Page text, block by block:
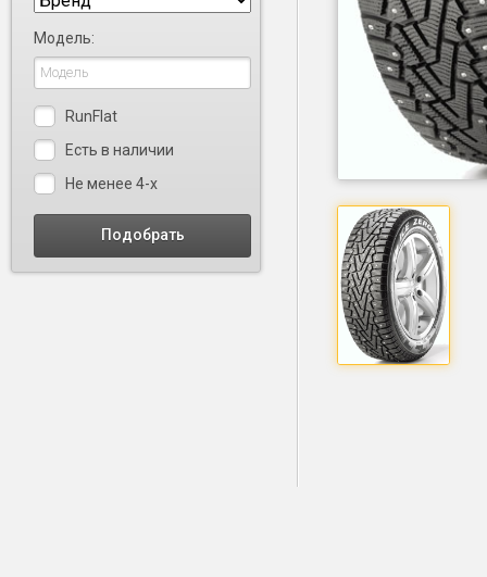
Модель:
RunFlat
Есть в наличии
Не менее 4-х